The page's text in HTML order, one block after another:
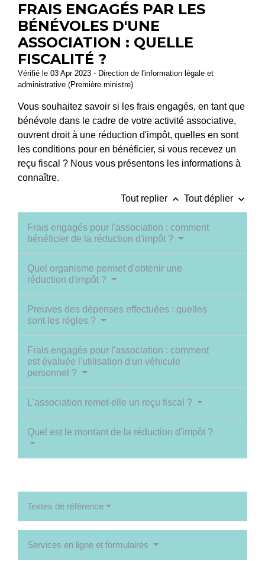
FRAIS ENGAGÉS PAR LES
BÉNÉVOLES D'UNE
ASSOCIATION : QUELLE
FISCALITÉ ?
Vérifié le 03 Apr 2023 - Direction de l'information légale et
administrative (Première ministre)
Vous souhaitez savoir si les frais engagés, en tant que
bénévole dans le cadre de votre activité associative,
ouvrent droit à une réduction d'impôt, quelles en sont
les conditions pour en bénéficier, si vous recevez un
reçu fiscal ? Nous vous présentons les informations à
connaître.
Tout replier keyboard_arrow_up Tout déplier keyboard_arrow_down
Frais engagés pour l'association : comment
bénéficier de la réduction d'impôt ?
Quel organisme permet d'obtenir une
réduction d'impôt ?
Preuves des dépenses effectuées : quelles
sont les règles ?
Frais engagés pour l'association : comment
est évaluée l'utilisation d'un véhicule
personnel ?
L'association remet-elle un reçu fiscal ?
Quel est le montant de la réduction d'impôt ?
Textes de référence
Services en ligne et formulaires